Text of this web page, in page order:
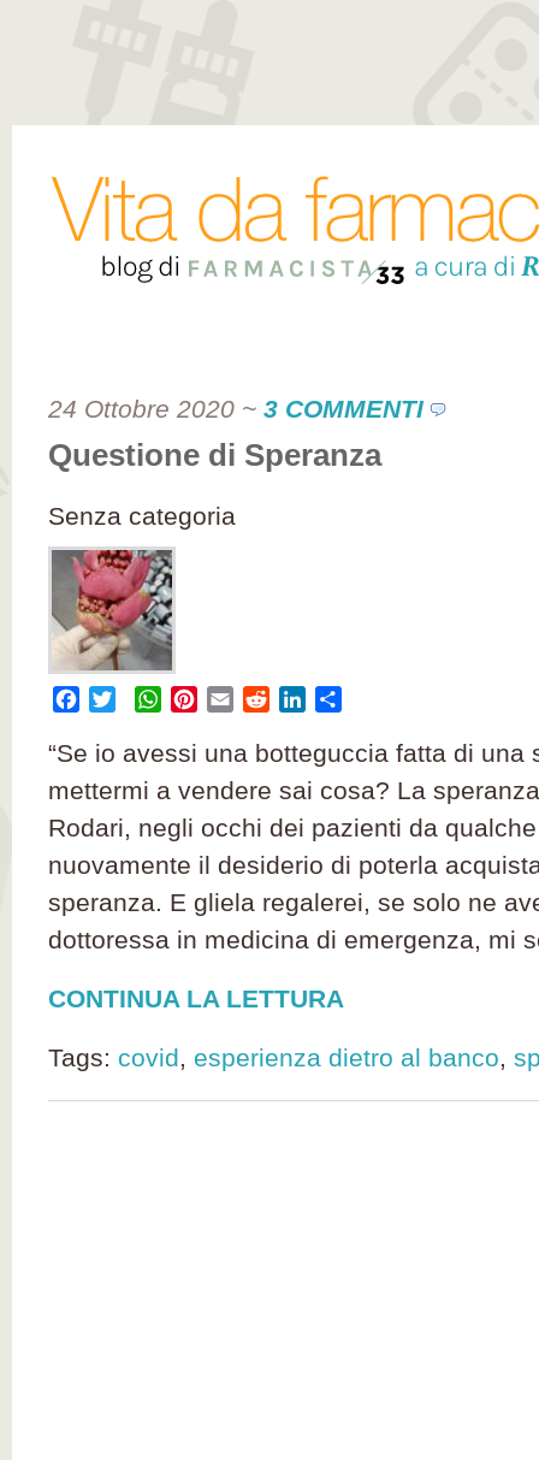
24 Ottobre 2020 ~ 3 COMMENTI
Questione di Speranza
Senza categoria
Facebook
Twitter WhatsApp
Pinterest
Email RedditLinkedIn
“Se io avessi una botteguccia fatta di una
mettermi a vendere sai cosa? La
Rodari, negli occhi dei pazienti da
nuovamente il desiderio di poterla
speranza. E gliela regalerei, se solo ne
dottoressa in medicina di emergenza, mi
CONTINUA LA LETTURA
Tags: covid, esperienza dietro al banco,